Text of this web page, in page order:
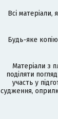
Всі матеріали,
Будь-яке
Матеріали з
поділяти
участь у
судження,